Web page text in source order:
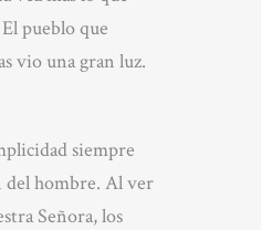
pueblo que
vio una gran luz.
siempre
del hombre. Al ver
Señora, los